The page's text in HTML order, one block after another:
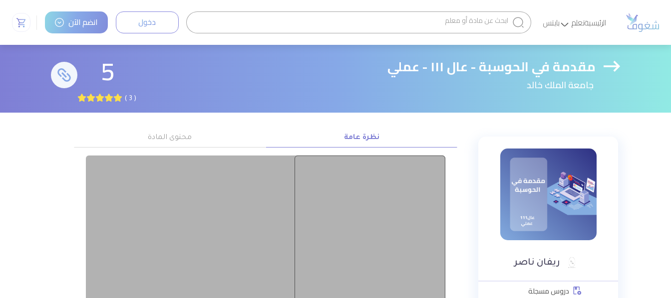
الرئيسيةتعلم بايتس دخول انضم الآن
مقدمة في الحوسبة - عال ١١١ - عملي
جامعة الملك خالد 5
( 3 )
ريفان ناصر
دروس مسجلة
نظرة عامة محتوى المادة